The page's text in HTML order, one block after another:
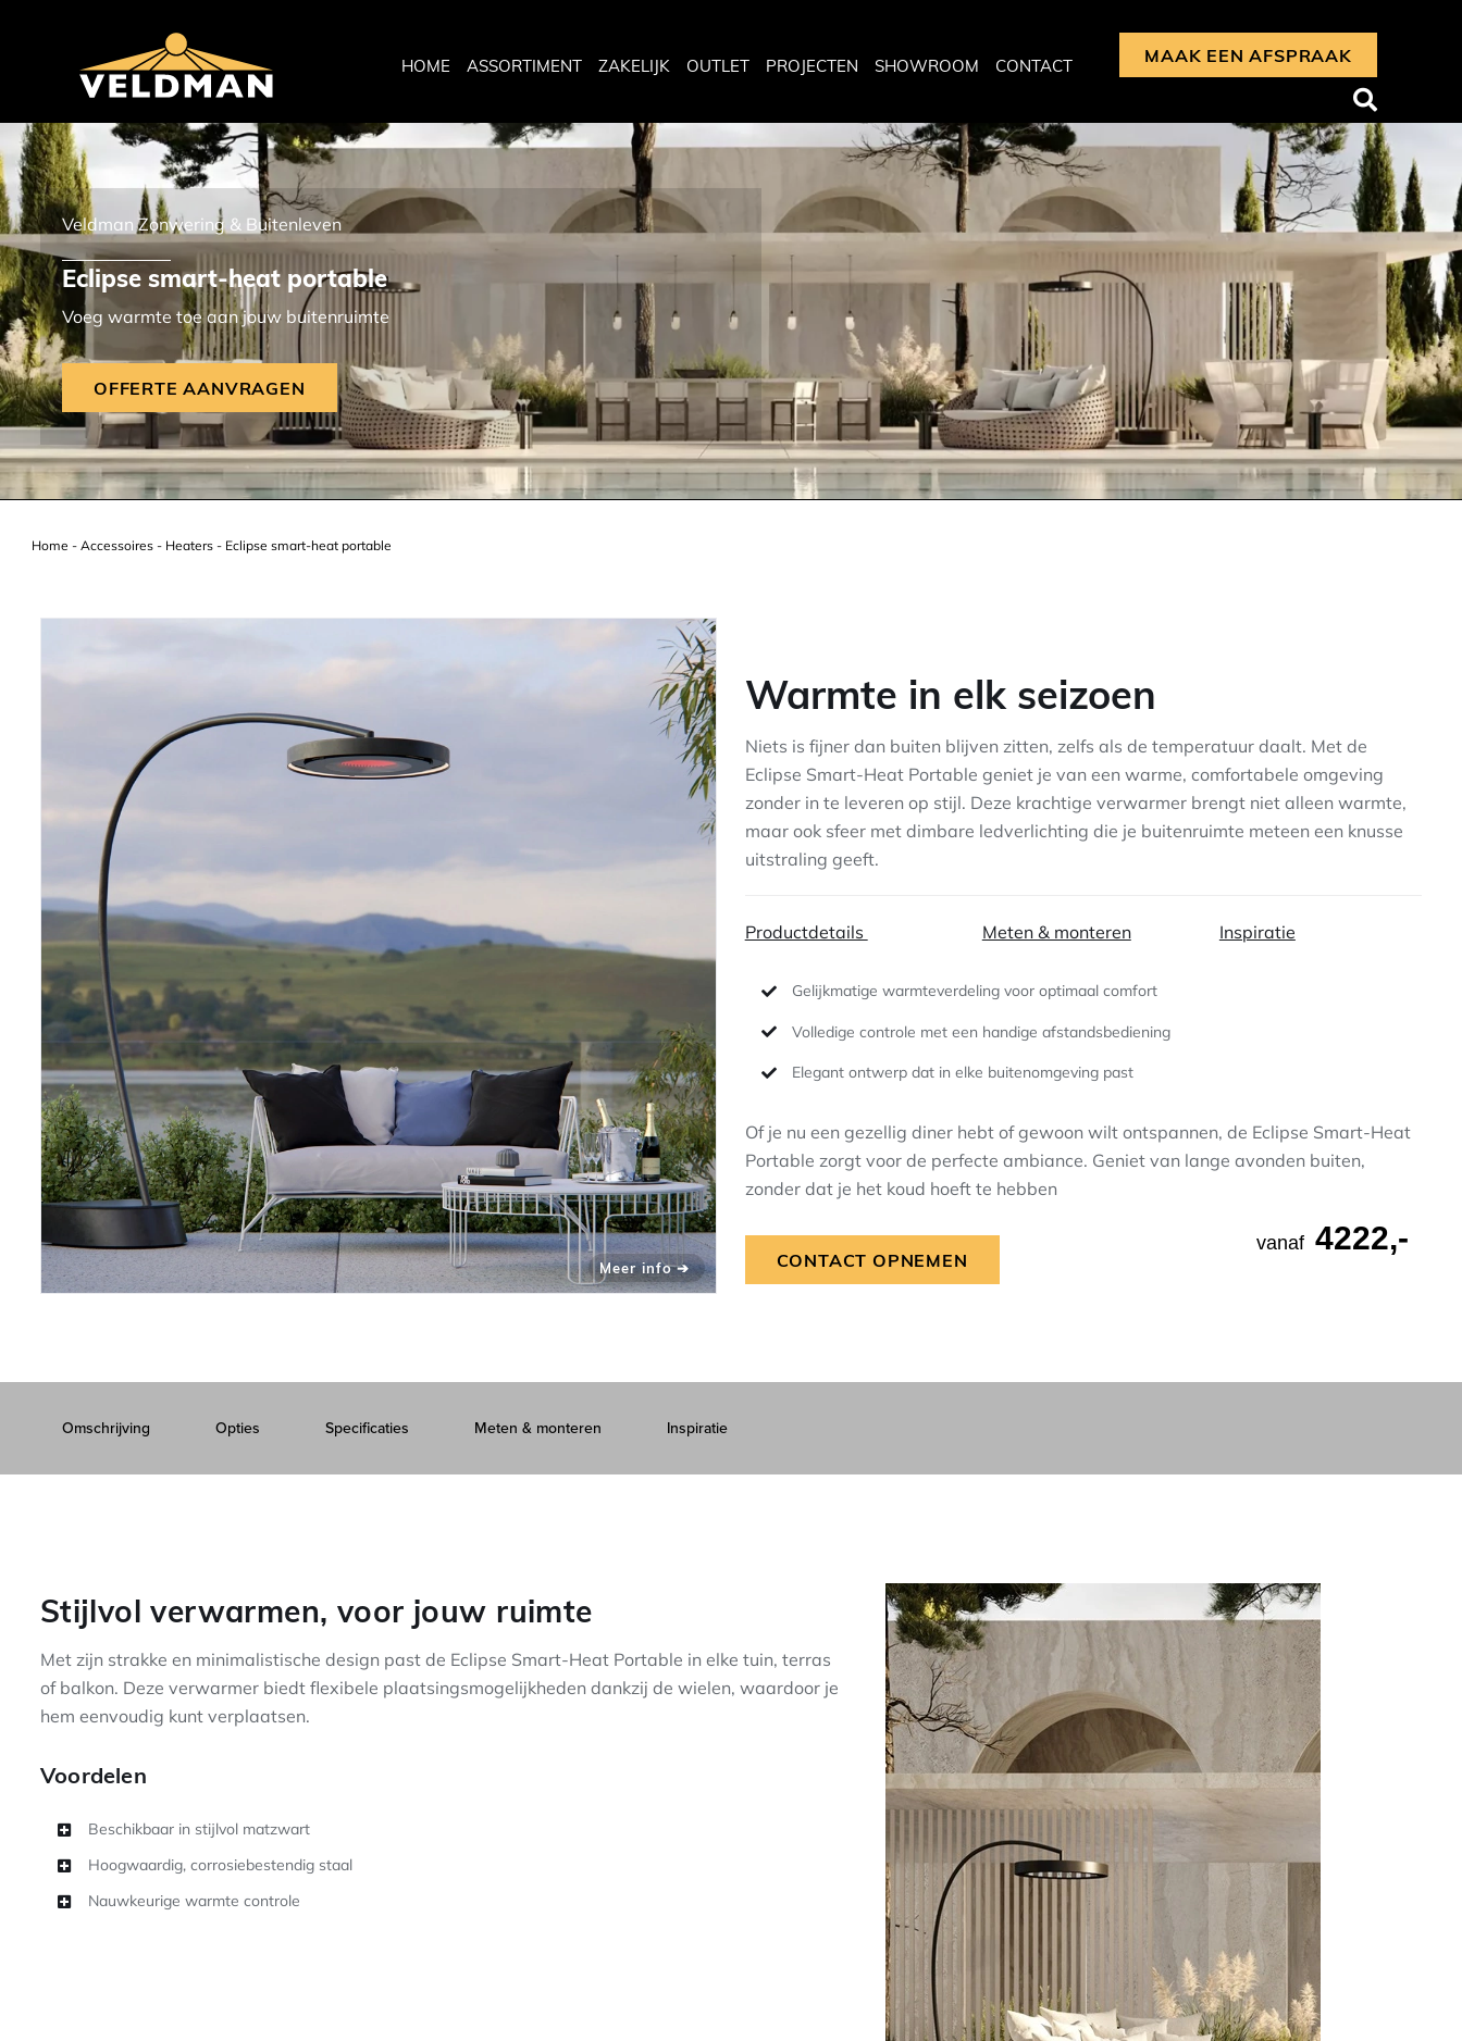
HOME ASSORTIMENT ZAKELIJK OUTLET PROJECTEN SHOWROOM CONTACT MAAK EEN AFSPRAAK
Veldman Zonwering & Buitenleven
Eclipse smart-heat portable
Voeg warmte toe aan jouw buitenruimte
OFFERTE AANVRAGEN
Home -Accessoires - Heaters - Eclipse smart-heat portable
Warmte in elk seizoen
Niets is fijner dan buiten blijven zitten, zelfs als de temperatuur daalt. Met de
Eclipse Smart-Heat Portable geniet je van een warme, comfortabele omgeving
zonder in te leveren op stijl. Deze krachtige verwarmer brengt niet alleen warmte,
maar ook sfeer met dimbare ledverlichting die je buitenruimte meteen een knusse
uitstraling geeft.
Productdetails Meten & monteren Inspiratie
Gelijkmatige warmteverdeling voor optimaal comfort
Volledige controle met een handige afstandsbediening
Elegant ontwerp dat in elke buitenomgeving past
Of je nu een gezellig diner hebt of gewoon wilt ontspannen, de Eclipse Smart-Heat
Portable zorgt voor de perfecte ambiance. Geniet van lange avonden buiten,
zonder dat je het koud hoeft te hebben
CONTACT OPNEMEN
vanaf 4222,-
Omschrijving Opties Specificaties Meten & monteren Inspiratie
Stijlvol verwarmen, voor jouw ruimte
Met zijn strakke en minimalistische design past de Eclipse Smart-Heat Portable in elke tuin, terras
of balkon. Deze verwarmer biedt flexibele plaatsingsmogelijkheden dankzij de wielen, waardoor je
hem eenvoudig kunt verplaatsen.
Voordelen
Beschikbaar in stijlvol matzwart
Hoogwaardig, corrosiebestendig staal
Nauwkeurige warmte controle